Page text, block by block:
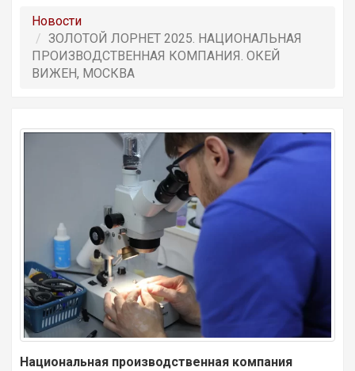
Новости
ЗОЛОТОЙ ЛОРНЕТ 2025. НАЦИОНАЛЬНАЯ
ПРОИЗВОДСТВЕННАЯ КОМПАНИЯ. ОКЕЙ
ВИЖЕН, МОСКВА
Национальная производственная компания